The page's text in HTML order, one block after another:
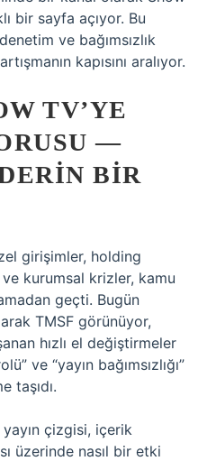
bir sayfa açıyor. Bu
ve bağımsızlık
kapısını aralıyor.
TV’YE
—
BIR
girişimler, holding
kurumsal krizler, kamu
geçti. Bugün
TMSF görünüyor,
hızlı el değiştirmeler
ve “yayın bağımsızlığı”
taşıdı.
çizgisi, içerik
üzerinde nasıl bir etki